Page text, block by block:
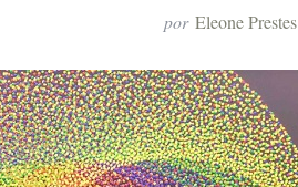
por Eleone Prestes